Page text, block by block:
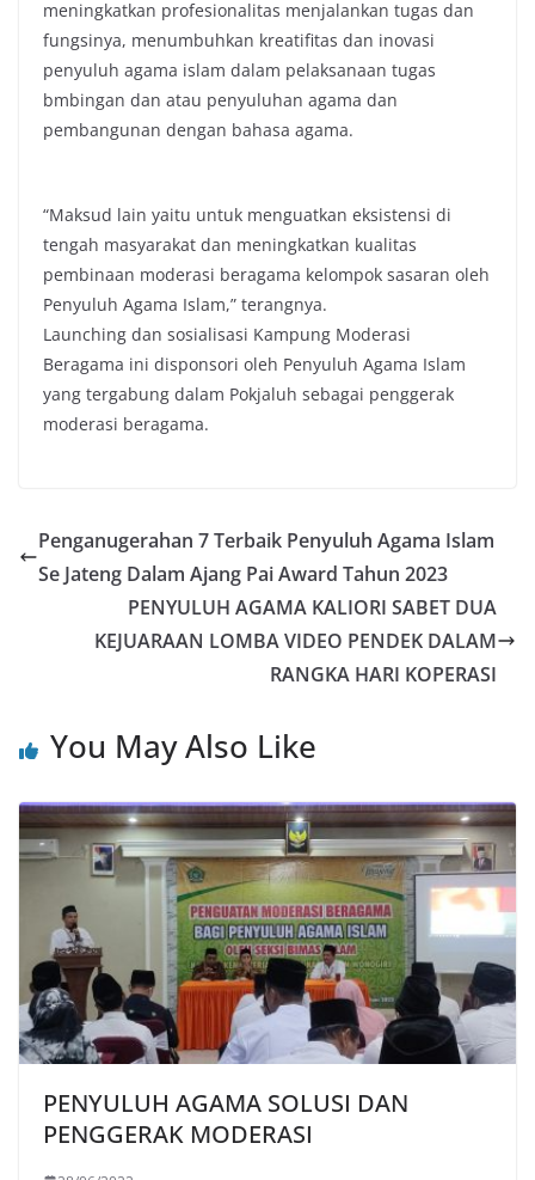
meningkatkan profesionalitas menjalankan tugas dan
fungsinya, menumbuhkan kreatifitas dan inovasi
penyuluh agama islam dalam pelaksanaan tugas
bmbingan dan atau penyuluhan agama dan
pembangunan dengan bahasa agama.
“Maksud lain yaitu untuk menguatkan eksistensi di
tengah masyarakat dan meningkatkan kualitas
pembinaan moderasi beragama kelompok sasaran oleh
Penyuluh Agama Islam,” terangnya.
Launching dan sosialisasi Kampung Moderasi
Beragama ini disponsori oleh Penyuluh Agama Islam
yang tergabung dalam Pokjaluh sebagai penggerak
moderasi beragama.
Penganugerahan 7 Terbaik Penyuluh Agama Islam
Se Jateng Dalam Ajang Pai Award Tahun 2023
PENYULUH AGAMA KALIORI SABET DUA
KEJUARAAN LOMBA VIDEO PENDEK DALAM
RANGKA HARI KOPERASI
You May Also Like
PENYULUH AGAMA SOLUSI DAN
PENGGERAK MODERASI